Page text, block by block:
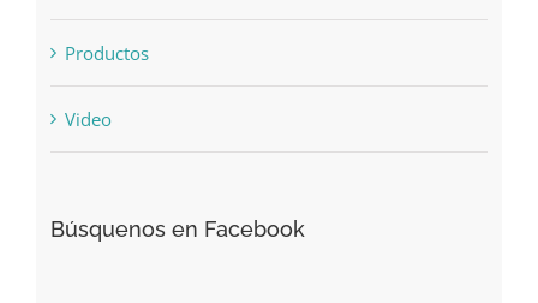
Productos
Video
Búsquenos en Facebook